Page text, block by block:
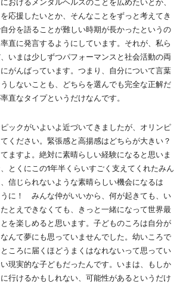
おけるメンタルヘルスのことを広めたいとか、
応援したいとか、そんなことをずっと考えてき
分を語ることが難しい時期が長かったというの
直に発言するようにしています。それが、私ら
いまは少しずつパフォーマンスと社会活動の両
がんばっています。つまり、自分について言葉
しないことも、どちらを選んでも完全な正解だ
直なタイプというだけなんです。
クがいよいよ近づいてきましたが、オリンピ
ください。緊張感と高揚感はどちらが大きい？
ますよ。絶対に素晴らしい経験になると思いま
とくにこの1年半くらいすごく支えてくれたみん
信じられないような素晴らしい機会になるは
に！ みんな仲がいいから、何が起きても、い
とえできなくても、きっと一緒になって世界最
を楽しめると思います。子どものころは自分が
んて夢にも思っていませんでした。幼いころで
ころに届くほどうまくはなれないって思ってい
現実的な子どもだったんです。いまは、もしか
行けるかもしれない、可能性があるというだけ